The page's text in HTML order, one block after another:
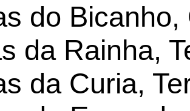
do
da Rainha,
da Curia,